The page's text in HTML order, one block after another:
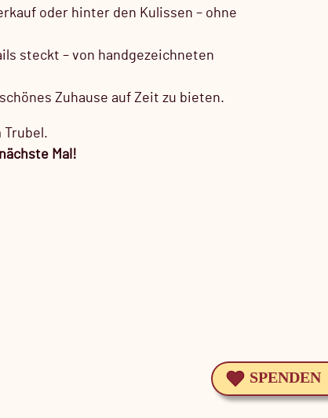
SPENDEN
oder hinter den Kulissen – ohne
steckt – von handgezeichneten
Zuhause auf Zeit zu bieten.
Trubel.
Mal!